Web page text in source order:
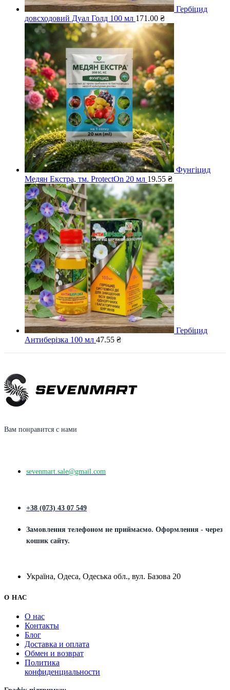
Гербіцид
довсходовий Дуал Голд 100 мл 171.00 ₴
Фунгіцид
Медян Екстра, тм. ProtectOn 20 мл 19.55 ₴
Гербіцид
Антиберізка 100 мл 47.55 ₴
Вам понравится с нами
sevenmart.sale@gmail.com
+38 (073) 43 07 549
Замовлення телефоном не приймаємо. Оформлення - через
кошик сайту.
Україна, Одеса, Одеська обл., вул. Базова 20
О НАС
О нас
Контакты
Блог
Доставка и оплата
Обмен и возврат
Политика
конфиденциальности